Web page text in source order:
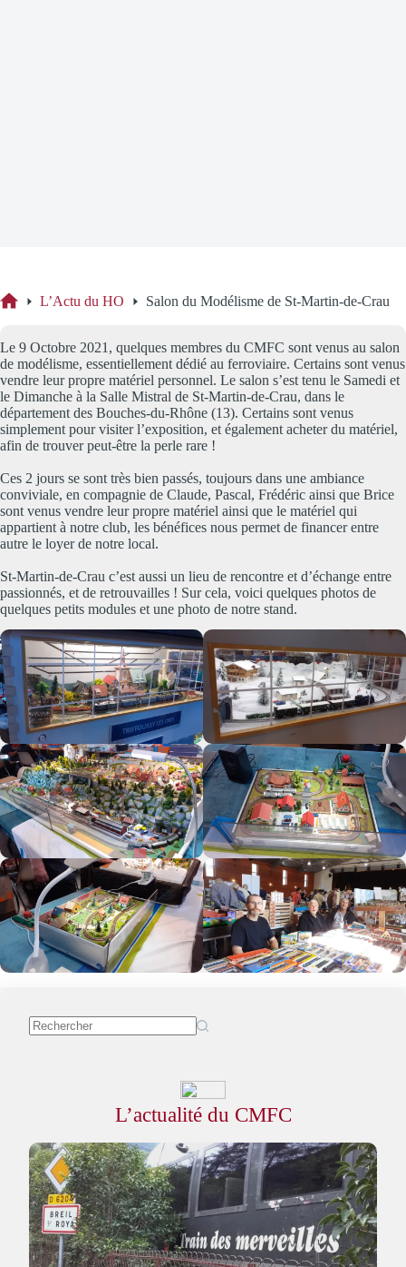
L’Actu du HO Salon du Modélisme de St-Martin-de-Crau
Le 9 Octobre 2021, quelques membres du CMFC sont venus au salon
de modélisme, essentiellement dédié au ferroviaire. Certains sont venus
vendre leur propre matériel personnel. Le salon s’est tenu le Samedi et
le Dimanche à la Salle Mistral de St-Martin-de-Crau, dans le
département des Bouches-du-Rhône (13). Certains sont venus
simplement pour visiter l’exposition, et également acheter du matériel,
afin de trouver peut-être la perle rare !
Ces 2 jours se sont très bien passés, toujours dans une ambiance
conviviale, en compagnie de Claude, Pascal, Frédéric ainsi que Brice
sont venus vendre leur propre matériel ainsi que le matériel qui
appartient à notre club, les bénéfices nous permet de financer entre
autre le loyer de notre local.
St-Martin-de-Crau c’est aussi un lieu de rencontre et d’échange entre
passionnés, et de retrouvailles ! Sur cela, voici quelques photos de
quelques petits modules et une photo de notre stand.
L’actualité du CMFC